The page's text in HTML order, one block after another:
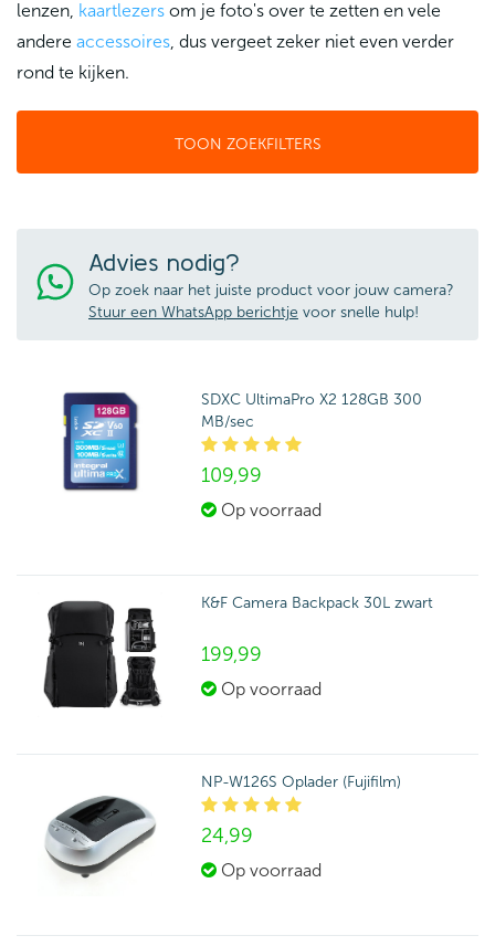
TOON ZOEKFILTERS
lenzen, kaartlezers om je foto's over te zetten en vele
andere accessoires , dus vergeet zeker niet even verder
rond te kijken.
Advies nodig?
Op zoek naar het juiste product voor jouw camera?
Stuur een WhatsApp berichtje voor snelle hulp!
SDXC UltimaPro X2 128GB 300
MB/sec
109,99
Op voorraad
K&F Camera Backpack 30L zwart
199,99
Op voorraad
NP-W126S Oplader (Fujifilm)
24,99
Op voorraad